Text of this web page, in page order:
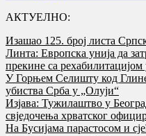
АКТУЕЛНО:
Изашао 125. број листа
Линта: Европска унија да
прекине са рехабилитацијом
У Горњем Селишту код
убиства Срба у „Олуји“
Изјава: Тужилаштво у
свједочења хрватског
На Бусијама парастосом и